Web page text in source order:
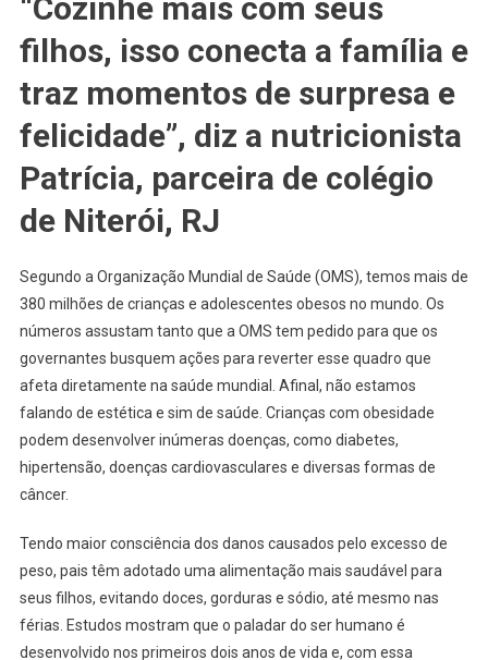
“Cozinhe mais com seus
filhos, isso conecta a família e
traz momentos de surpresa e
felicidade”, diz a nutricionista
Patrícia, parceira de colégio
de Niterói, RJ
Segundo a Organização Mundial de Saúde (OMS), temos mais de
380 milhões de crianças e adolescentes obesos no mundo. Os
números assustam tanto que a OMS tem pedido para que os
governantes busquem ações para reverter esse quadro que
afeta diretamente na saúde mundial. Afinal, não estamos
falando de estética e sim de saúde. Crianças com obesidade
podem desenvolver inúmeras doenças, como diabetes,
hipertensão, doenças cardiovasculares e diversas formas de
câncer.
Tendo maior consciência dos danos causados pelo excesso de
peso, pais têm adotado uma alimentação mais saudável para
seus filhos, evitando doces, gorduras e sódio, até mesmo nas
férias. Estudos mostram que o paladar do ser humano é
desenvolvido nos primeiros dois anos de vida e, com essa